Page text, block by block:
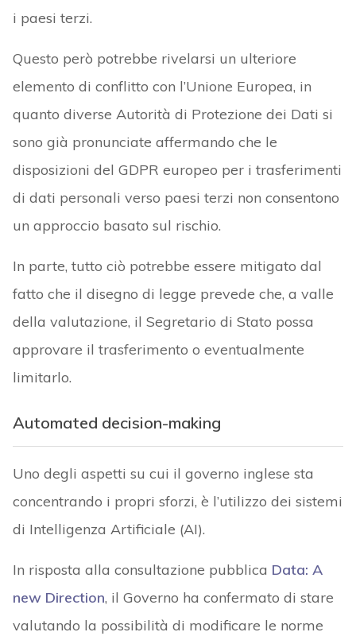
i paesi terzi.
Questo però potrebbe rivelarsi un ulteriore
elemento di conflitto con l’Unione Europea, in
quanto diverse Autorità di Protezione dei Dati si
sono già pronunciate affermando che le
disposizioni del GDPR europeo per i trasferimenti
di dati personali verso paesi terzi non consentono
un approccio basato sul rischio.
In parte, tutto ciò potrebbe essere mitigato dal
fatto che il disegno di legge prevede che, a valle
della valutazione, il Segretario di Stato possa
approvare il trasferimento o eventualmente
limitarlo.
Automated decision-making
Uno degli aspetti su cui il governo inglese sta
concentrando i propri sforzi, è l’utilizzo dei sistemi
di Intelligenza Artificiale (AI).
In risposta alla consultazione pubblica Data: A
new Direction, il Governo ha confermato di stare
valutando la possibilità di modificare le norme